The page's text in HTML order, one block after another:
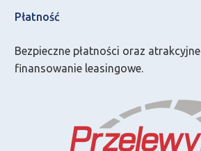
Płatność
Bezpieczne płatności oraz atrakcyjne
finansowanie leasingowe.